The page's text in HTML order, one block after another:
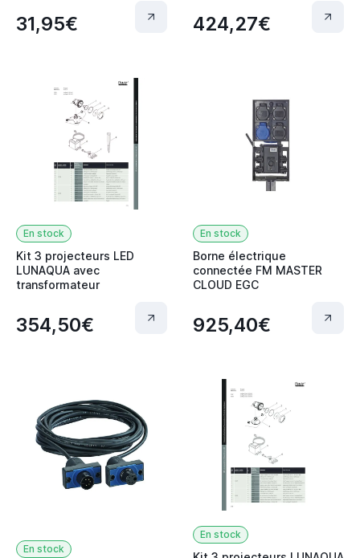
31,95€ 424,27€
En stock
Kit 3 projecteurs LED
LUNAQUA avec
transformateur
354,50€
En stock
Borne électrique
connectée FM MASTER
CLOUD EGC
925,40€
En stock
En stock